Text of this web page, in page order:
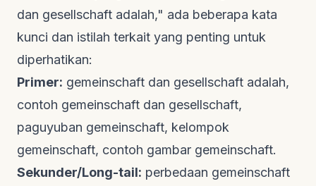
dan gesellschaft adalah," ada beberapa kata
kunci dan istilah terkait yang penting untuk
diperhatikan:
Primer: gemeinschaft dan gesellschaft adalah,
contoh gemeinschaft dan gesellschaft,
paguyuban gemeinschaft, kelompok
gemeinschaft, contoh gambar gemeinschaft.
Sekunder/Long-tail: perbedaan gemeinschaft